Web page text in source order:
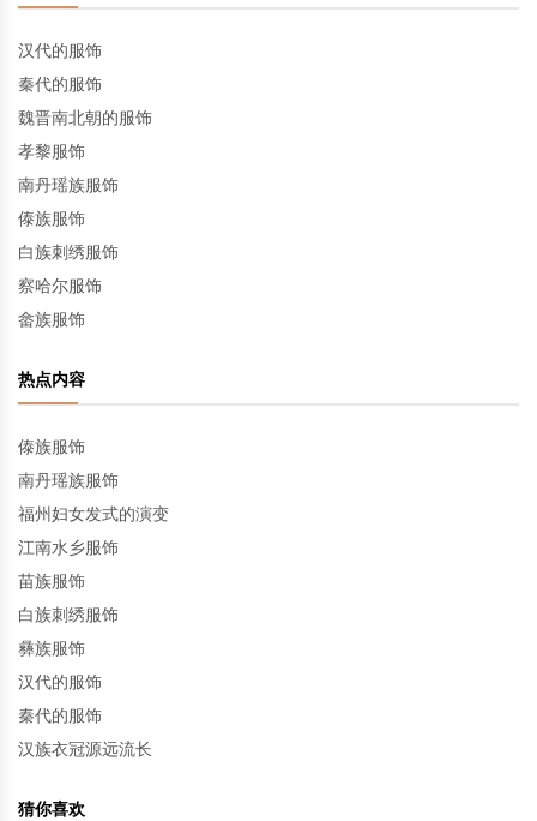
汉代的服饰
秦代的服饰
魏晋南北朝的服饰
孝黎服饰
南丹瑶族服饰
傣族服饰
白族刺绣服饰
察哈尔服饰
畲族服饰
热点内容
傣族服饰
南丹瑶族服饰
福州妇女发式的演变
江南水乡服饰
苗族服饰
白族刺绣服饰
彝族服饰
汉代的服饰
秦代的服饰
汉族衣冠源远流长
猜你喜欢